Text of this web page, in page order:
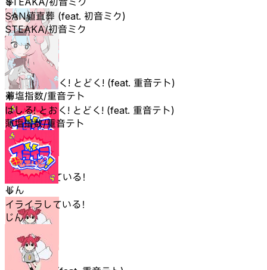
はしる! とおく! とどく! (feat. 重音テト)
薄塩指数/重音テト
イライラしている！
じん
SAN値直葬 (feat. 初音ミク)
STEAKA/初音ミク
はしる! とおく! とどく! (feat. 重音テト)
薄塩指数/重音テト
イライラしている！
じん